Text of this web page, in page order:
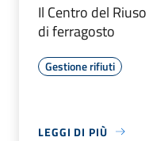
Il Centro del
di ferragosto
Gestione rifiuti
LEGGI DI PIÙ